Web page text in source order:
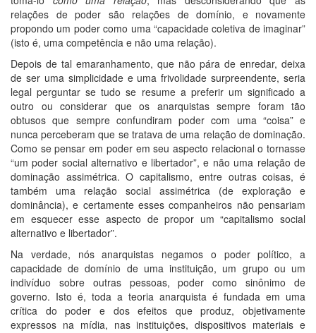
relações de poder são relações de domínio, e novamente
propondo um poder como uma “capacidade coletiva de imaginar”
(isto é, uma competência e não uma relação).
Depois de tal emaranhamento, que não pára de enredar, deixa
de ser uma simplicidade e uma frivolidade surpreendente, seria
legal perguntar se tudo se resume a preferir um significado a
outro ou considerar que os anarquistas sempre foram tão
obtusos que sempre confundiram poder com uma “coisa” e
nunca perceberam que se tratava de uma relação de dominação.
Como se pensar em poder em seu aspecto relacional o tornasse
“um poder social alternativo e libertador”, e não uma relação de
dominação assimétrica. O capitalismo, entre outras coisas, é
também uma relação social assimétrica (de exploração e
dominância), e certamente esses companheiros não pensariam
em esquecer esse aspecto de propor um “capitalismo social
alternativo e libertador”.
Na verdade, nós anarquistas negamos o poder político, a
capacidade de domínio de uma instituição, um grupo ou um
indivíduo sobre outras pessoas, poder como sinônimo de
governo. Isto é, toda a teoria anarquista é fundada em uma
crítica do poder e dos efeitos que produz, objetivamente
expressos na mídia, nas instituições, dispositivos materiais e